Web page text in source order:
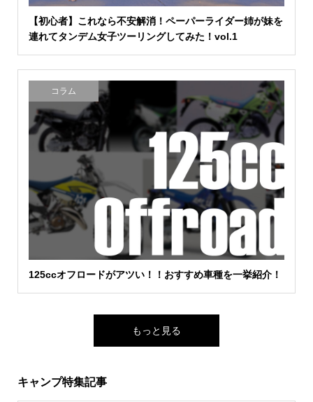
【初心者】これなら不安解消！ペーパーライダー姉が妹を
連れてタンデム女子ツーリングしてみた！vol.1
コラム
125ccオフロードがアツい！！おすすめ車種を一挙紹介！
もっと見る
キャンプ特集記事